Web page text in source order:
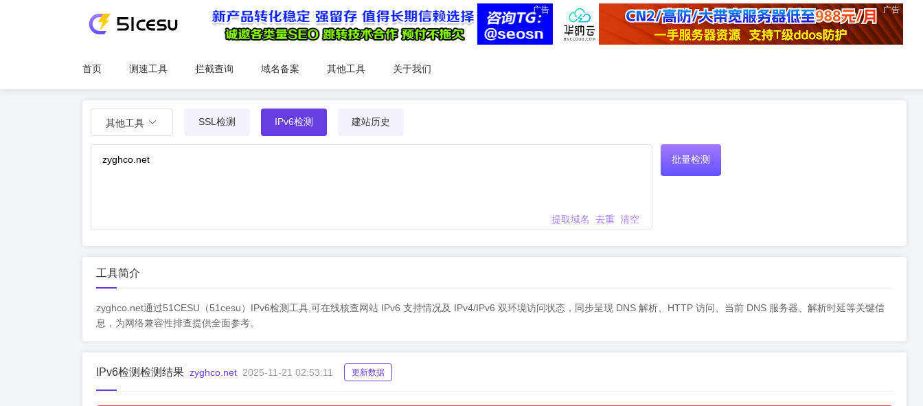
广告 广告
首页 测速工具 拦截查询 域名备案 其他工具 关于我们
其他工具 SSL检测 IPv6检测 建站历史
提取域名 去重 清空
批量检测
工具简介
zyghco.net通过51CESU（51cesu）IPv6检测工具,可在线核查网站 IPv6 支持情况及 IPv4/IPv6 双环境访问状态，同步呈现 DNS 解析、HTTP 访问、当前 DNS 服务器、解析时延等关键信
息，为网络兼容性排查提供全面参考。
IPv6检测检测结果 zyghco.net 2025-11-21 02:53:11 更新数据